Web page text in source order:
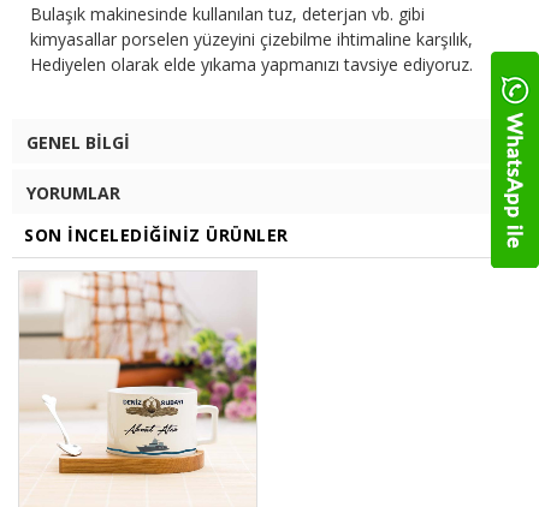
Bulaşık makinesinde kullanılan tuz, deterjan vb. gibi
kimyasallar porselen yüzeyini çizebilme ihtimaline karşılık,
Hediyelen olarak elde yıkama yapmanızı tavsiye ediyoruz.
GENEL BILGI
YORUMLAR
SON İNCELEDIĞINIZ ÜRÜNLER